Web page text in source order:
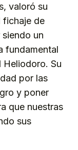
valoró su
fichaje de
un
fundamental
Heliodoro. Su
por las
y poner
que nuestras
sus